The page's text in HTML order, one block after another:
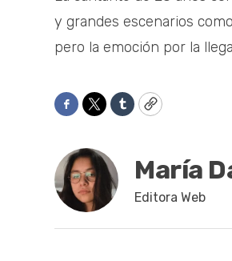
y grandes escenarios
pero la emoción por la
Facebook
TwitterTumblrCopy
María
Editora Web